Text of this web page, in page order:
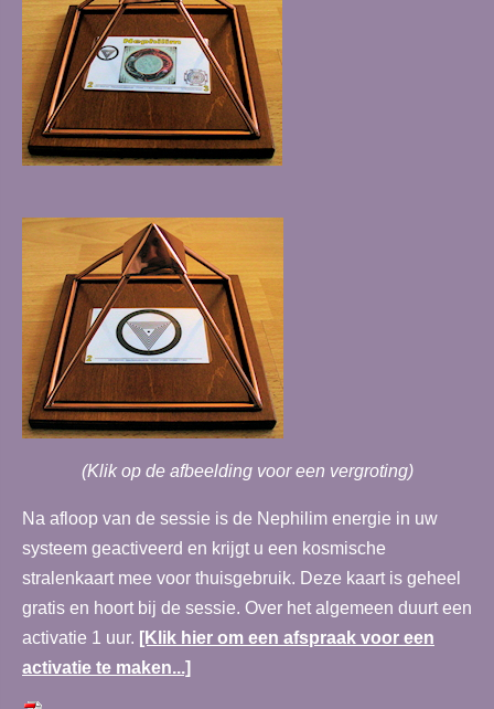
(Klik op de afbeelding voor een vergroting)
Na afloop van de sessie is de Nephilim energie in uw
systeem geactiveerd en krijgt u een kosmische
stralenkaart mee voor thuisgebruik. Deze kaart is geheel
gratis en hoort bij de sessie. Over het algemeen duurt een
activatie 1 uur. [Klik hier om een afspraak voor een
activatie te maken...]